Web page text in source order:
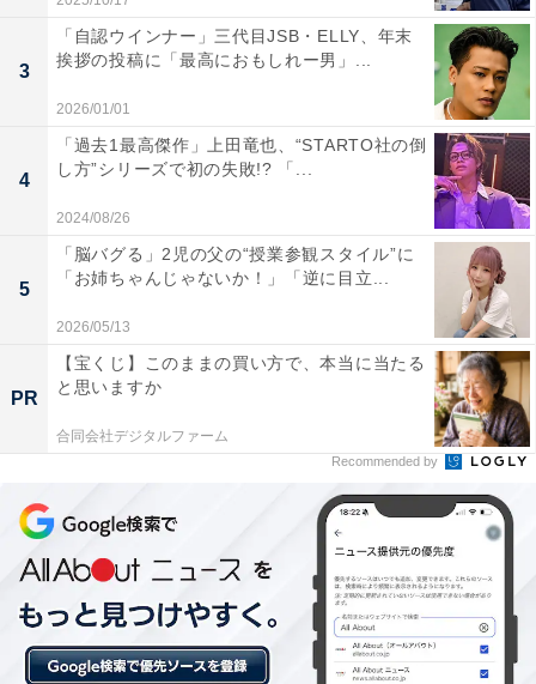
3
「自認ウインナー」三代目JSB・ELLY、年末
挨拶の投稿に「最高におもしれー男」...
2026/01/01
4
「過去1最高傑作」上田竜也、“STARTO社の倒
し方”シリーズで初の失敗!? 「...
2024/08/26
5
「脳バグる」2児の父の“授業参観スタイル”に
「お姉ちゃんじゃないか！」「逆に目立...
2026/05/13
PR
【宝くじ】このままの買い方で、本当に当たる
と思いますか
合同会社デジタルファーム
Recommended by